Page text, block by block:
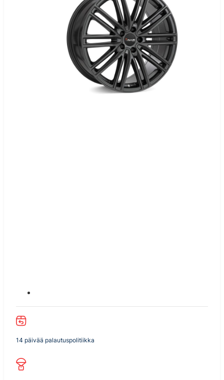
14 päivää palautuspolitiikka